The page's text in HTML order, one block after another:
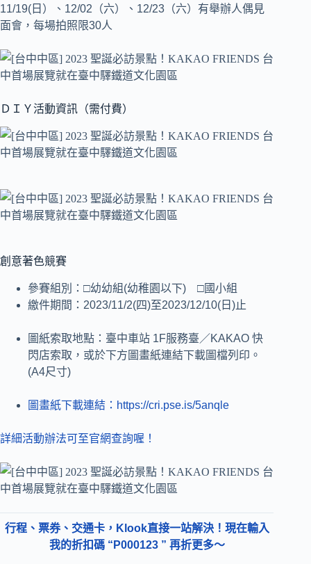
11/19(日）、12/02（六）、12/23（六）有舉辦人偶見
面會，每場拍照限30人
ＤＩＹ活動資訊（需付費）
創意著色競賽
參賽組別：□幼幼組(幼稚園以下) □國小組
繳件期間：2023/11/2(四)至2023/12/10(日)止
圖紙索取地點：臺中車站 1F服務臺／KAKAO 快
閃店索取，或於下方圖畫紙連結下載圖檔列印。
(A4尺寸)
圖畫紙下載連結：https://cri.pse.is/5anqle
詳細活動辦法可至官網查詢喔！
行程、票券、交通卡，Klook直接一站解決！現在輸入
我的折扣碼 “P000123 ” 再折更多～